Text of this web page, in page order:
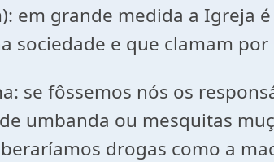
em grande medida a Igreja
sociedade e que clamam
se fôssemos nós os
umbanda ou mesquitas
drogas como a